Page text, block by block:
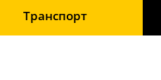
Транспорт